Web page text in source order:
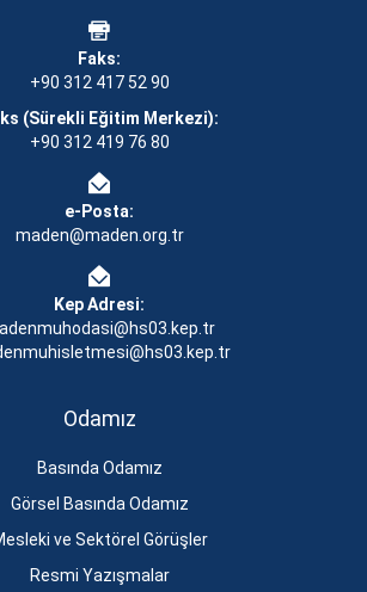
Faks:
+90 312 417 52 90
(Sürekli Eğitim Merkezi):
+90 312 419 76 80
e-Posta:
maden@maden.org.tr
Kep Adresi:
Odamız
Basında Odamız
Görsel Basında Odamız
ve Sektörel Görüşler
Resmi Yazışmalar